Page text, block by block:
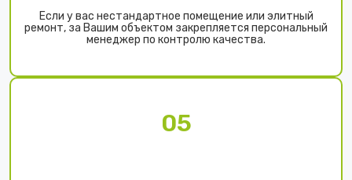
Если у вас нестандартное помещение или элитный
ремонт, за Вашим объектом закрепляется персональный
менеджер по контролю качества.
05